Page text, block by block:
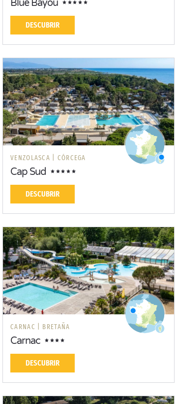
Blue Bayou
DESCUBRIR
VENZOLASCA | CÓRCEGA
Cap Sud
DESCUBRIR
CARNAC | BRETAÑA
Carnac
DESCUBRIR